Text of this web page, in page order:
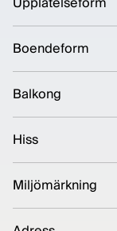
Boendeform
Balkong
Hiss
Miljömärkning